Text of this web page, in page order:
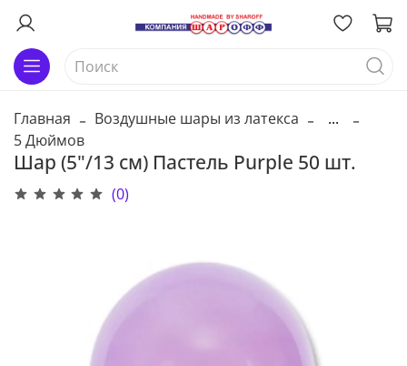
Главная Воздушные шары из латекса
...
5 Дюймов
Шар (5"/13 см) Пастель Purple 50 шт.
(0)